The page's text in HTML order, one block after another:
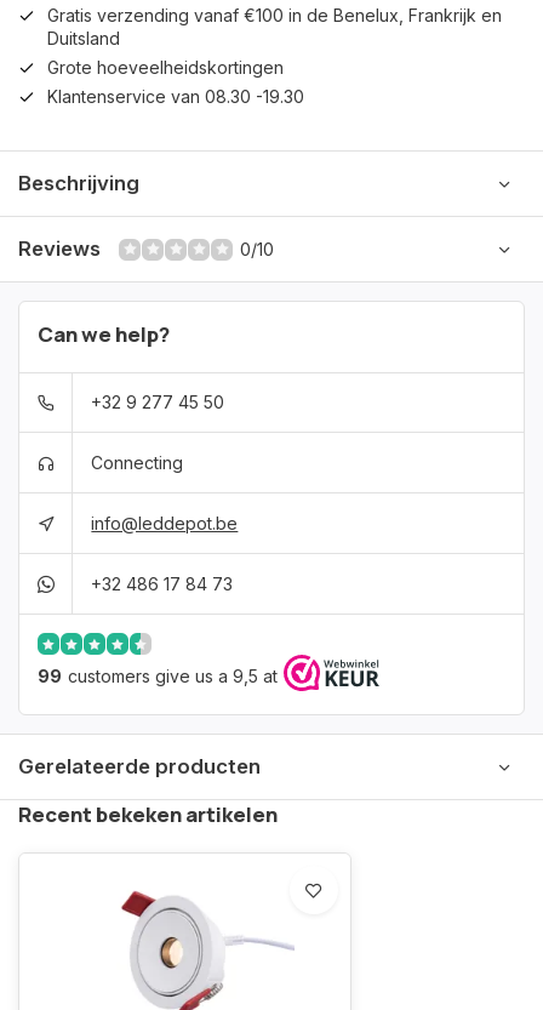
Gratis verzending vanaf €100 in de Benelux, Frankrijk en
Duitsland
Grote hoeveelheidskortingen
Klantenservice van 08.30 -19.30
Beschrijving
Reviews 0/10
Can we help?
+32 9 277 45 50
Connecting
info@leddepot.be
+32 486 17 84 73
99 customers give us a 9,5 at
Gerelateerde producten
Recent bekeken artikelen